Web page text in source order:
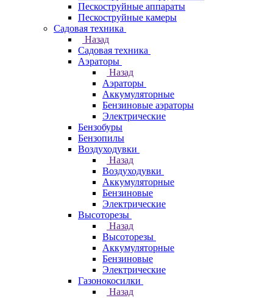
Пескоструйные аппараты
Пескоструйные камеры
Садовая техника
Назад
Садовая техника
Аэраторы
Назад
Аэраторы
Аккумуляторные
Бензиновые аэраторы
Электрические
Бензобуры
Бензопилы
Воздуходувки
Назад
Воздуходувки
Аккумуляторные
Бензиновые
Электрические
Высоторезы
Назад
Высоторезы
Аккумуляторные
Бензиновые
Электрические
Газонокосилки
Назад